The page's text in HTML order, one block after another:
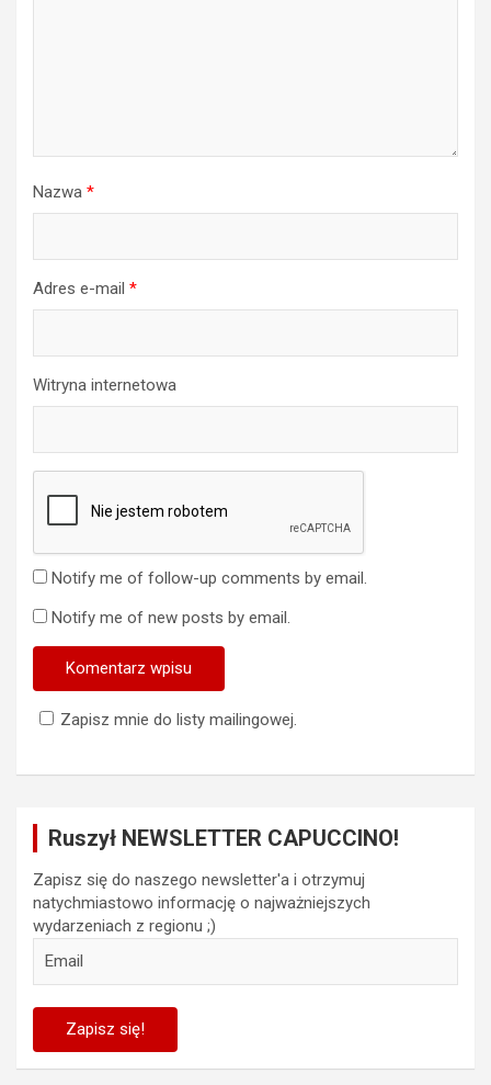
Nazwa *
Adres e-mail *
Witryna internetowa
Notify me of follow-up comments by email.
Notify me of new posts by email.
Zapisz mnie do listy mailingowej.
Ruszył NEWSLETTER CAPUCCINO!
Zapisz się do naszego newsletter'a i otrzymuj
natychmiastowo informację o najważniejszych
wydarzeniach z regionu ;)